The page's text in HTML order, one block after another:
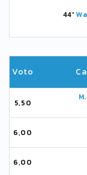
44'
Voto
5,50
6,00
6,00